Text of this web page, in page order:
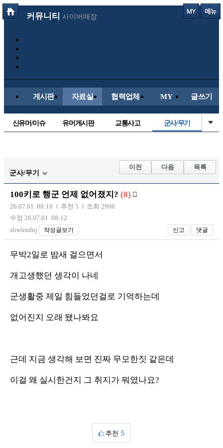
커뮤니티 사이버매장
게시판 자료실 협력업체 MY 글쓰기
신유머/이슈 유머게시판 교통사고 군사/무기
레이싱모델 자유사진
트럭/버스
장착시공사진
군사/무기
이전 다음 목록
100키로 행군 언제 없어졌지? (8)
26.07.01 08:10 추천 5
조회 2996
수정 26.07.01 08:12
slrwlrudnj
작성글보기 신고 댓글
무박2일로 밤새 걸으면서
개고생했던 생각이 나네
군생활중 제일 힘들었던걸로 기억하는데
없어진지 오래 됐나봐요
근데 지금 생각해 보면 진짜 무모한짓 같은데
이걸 왜 실시한건지 그 취지가 뭐였나요?
추천 5